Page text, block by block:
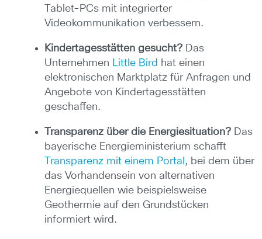
Tablet-PCs mit integrierter
Videokommunikation verbessern.
Kindertagesstätten gesucht? Das
Unternehmen Little Bird hat einen
elektronischen Marktplatz für Anfragen und
Angebote von Kindertagesstätten
geschaffen.
Transparenz über die Energiesituation? Das
bayerische Energieministerium schafft
Transparenz mit einem Portal , bei dem über
das Vorhandensein von alternativen
Energiequellen wie beispielsweise
Geothermie auf den Grundstücken
informiert wird.